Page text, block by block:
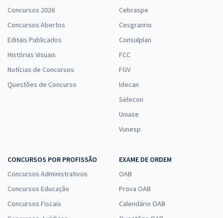
Concursos 2026
Concursos Abertos
Editais Publicados
Histórias Visuais
Notícias de Concursos
Questões de Concurso
Cebraspe
Cesgranrio
Consulplan
FCC
FGV
Idecan
Selecon
Uniase
Vunesp
CONCURSOS POR PROFISSÃO
Concursos Administrativos
Concursos Educação
Concursos Fiscais
EXAME DE ORDEM
OAB
Prova OAB
Calendário OAB